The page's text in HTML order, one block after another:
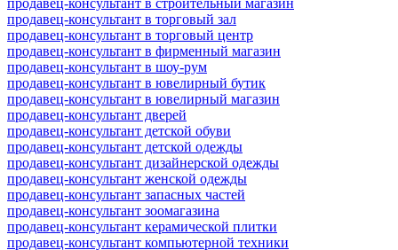
продавец-консультант в торговый зал
продавец-консультант в торговый центр
продавец-консультант в фирменный магазин
продавец-консультант в шоу-рум
продавец-консультант в ювелирный бутик
продавец-консультант в ювелирный магазин
продавец-консультант дверей
продавец-консультант детской обуви
продавец-консультант детской одежды
продавец-консультант дизайнерской одежды
продавец-консультант женской одежды
продавец-консультант запасных частей
продавец-консультант зоомагазина
продавец-консультант керамической плитки
продавец-консультант компьютерной техники